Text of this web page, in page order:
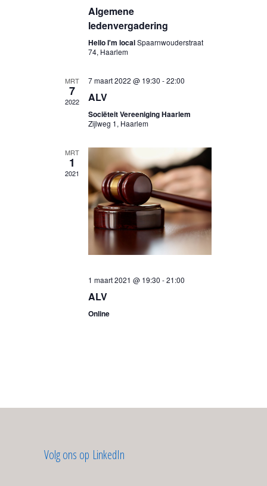
Algemene
ledenvergadering
Hello I'm localSpaarnwouderstraat
74, Haarlem
MRT
7
2022
7 maart 2022 @ 19:30 -22:00
ALV
Sociëteit Vereeniging Haarlem
Zijlweg 1, Haarlem
MRT
1
2021
1 maart 2021 @ 19:30 -21:00
ALV
Online
Volg ons op LinkedIn